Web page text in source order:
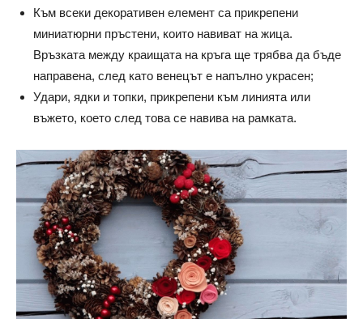
Към всеки декоративен елемент са прикрепени
миниатюрни пръстени, които навиват на жица.
Връзката между краищата на кръга ще трябва да бъде
направена, след като венецът е напълно украсен;
Удари, ядки и топки, прикрепени към линията или
въжето, което след това се навива на рамката.